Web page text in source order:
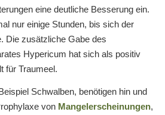
eine deutliche Besserung ein.
nur einige Stunden, bis sich der
Die zusätzliche Gabe des
Hypericum hat sich als positiv
für Traumeel.
Schwalben, benötigen hin und
von Mangelerscheinungen,